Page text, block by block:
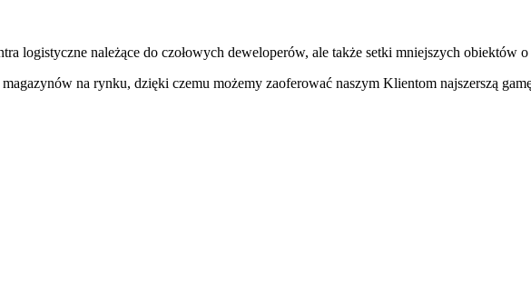
logistyczne należące do czołowych deweloperów, ale także setki mniejszych obiektów
na rynku, dzięki czemu możemy zaoferować naszym Klientom najszerszą